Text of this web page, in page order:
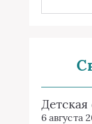
6 августа